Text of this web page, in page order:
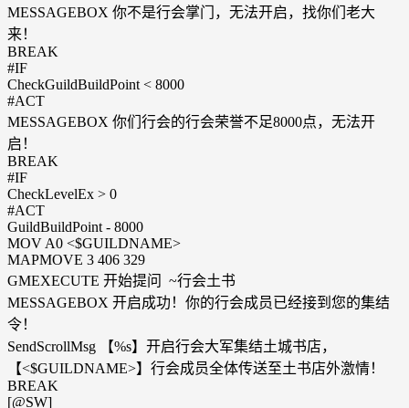
MESSAGEBOX 你不是行会掌门，无法开启，找你们老大
来！
BREAK
#IF
CheckGuildBuildPoint < 8000
#ACT
MESSAGEBOX 你们行会的行会荣誉不足8000点，无法开
启！
BREAK
#IF
CheckLevelEx > 0
#ACT
GuildBuildPoint - 8000
MOV A0 <$GUILDNAME>
MAPMOVE 3 406 329
GMEXECUTE 开始提问 ~行会土书
MESSAGEBOX 开启成功！你的行会成员已经接到您的集结
令！
SendScrollMsg 【%s】开启行会大军集结土城书店，
【<$GUILDNAME>】行会成员全体传送至土书店外激情！
BREAK
[@SW]